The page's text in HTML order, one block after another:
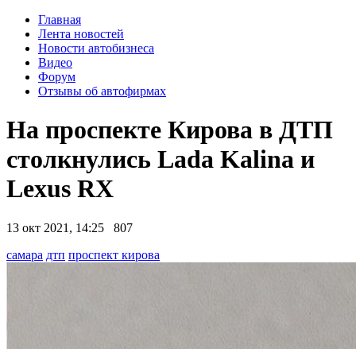
Главная
Лента новостей
Новости автобизнеса
Видео
Форум
Отзывы об автофирмах
На проспекте Кирова в ДТП
столкнулись Lada Kalina и
Lexus RX
13 окт 2021, 14:25
807
самара дтп проспект кирова